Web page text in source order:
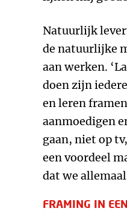
Natuurlijk
de natuurlijke
aan werken.
doen zijn
en leren
aanmoedigen
gaan, niet op
een voordeel
dat we
FRAMING IN